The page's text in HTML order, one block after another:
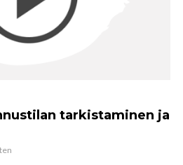
tarkistaminen ja